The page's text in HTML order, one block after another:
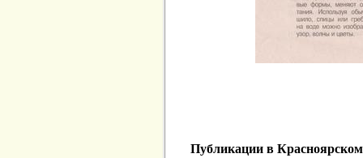
Публикации в